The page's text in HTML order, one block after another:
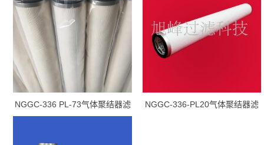
NGGC-336 PL-73气体聚结器滤
芯
NGGC-336-PL20气体聚结器滤